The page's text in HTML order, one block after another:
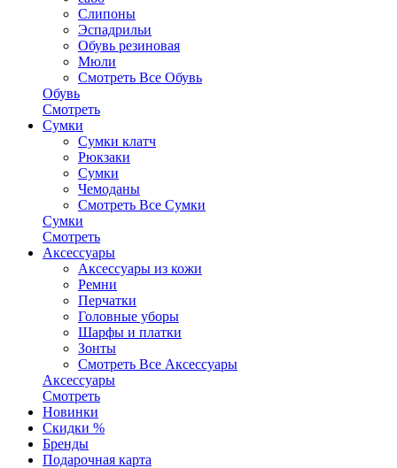
Слипоны
Эспадрильи
Обувь резиновая
Мюли
Смотреть Все Обувь
Обувь
Смотреть
Сумки
Сумки клатч
Рюкзаки
Сумки
Чемоданы
Смотреть Все Сумки
Сумки
Смотреть
Аксессуары
Аксессуары из кожи
Ремни
Перчатки
Головные уборы
Шарфы и платки
Зонты
Смотреть Все Аксессуары
Аксессуары
Смотреть
Новинки
Скидки %
Бренды
Подарочная карта